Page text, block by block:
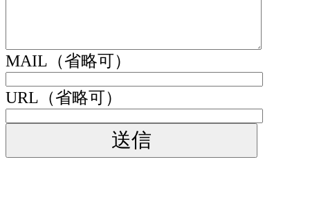
MAIL（省略可）
URL（省略可）